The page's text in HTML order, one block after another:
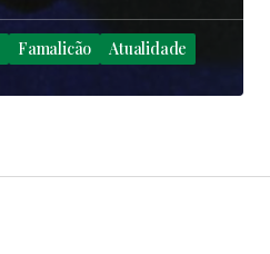
Famalicão Atualidade